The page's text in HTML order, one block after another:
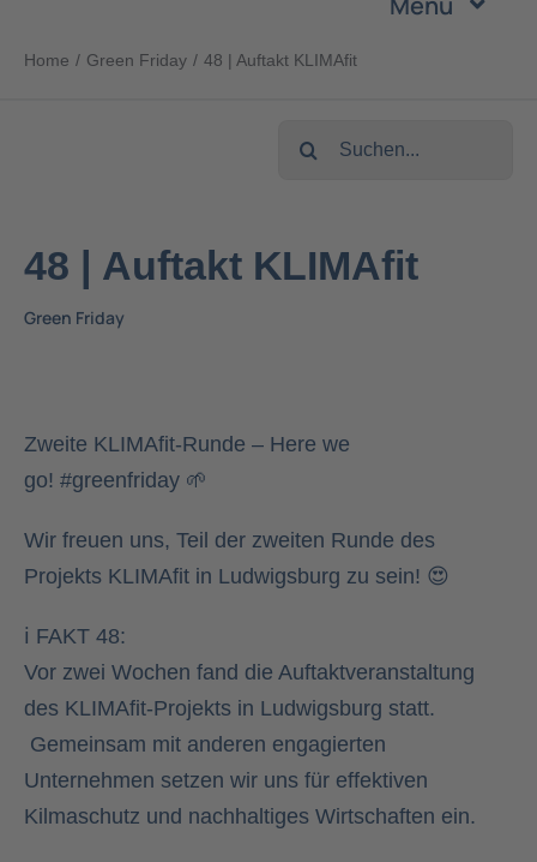
Inhalt
Unternehmen
Nachhaltigkeit
Kontakt
Home Green Friday 48 | Auftakt KLIMAfit
Suche
48 | Auftakt KLIMAfit
Green Friday
Zweite KLIMAfit-Runde – Here we
go! #greenfriday🌱
Wir freuen uns, Teil der zweiten Runde des
Projekts KLIMAfit in Ludwigsburg zu sein! 😍
ℹ FAKT 48:
Vor zwei Wochen fand die Auftaktveranstaltung
des KLIMAfit-Projekts in Ludwigsburg statt.
Gemeinsam mit anderen engagierten
Unternehmen setzen wir uns für effektiven
Kilmaschutz und nachhaltiges Wirtschaften ein.